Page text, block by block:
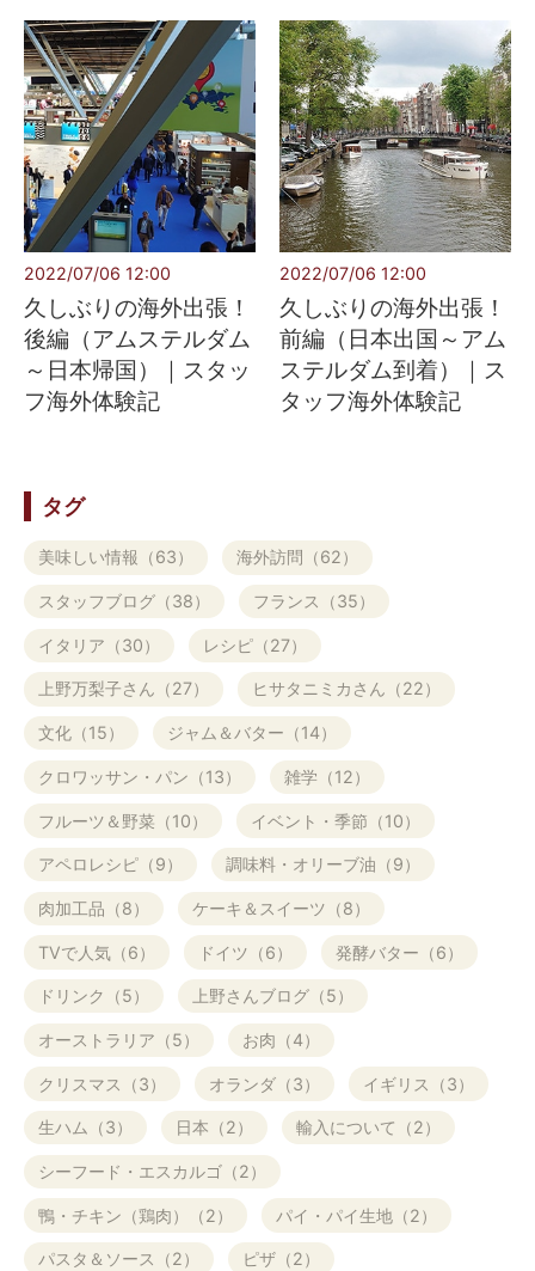
2022/07/06 12:00
久しぶりの海外出張！
後編（アムステルダム
～日本帰国）｜スタッ
フ海外体験記
2022/07/06 12:00
久しぶりの海外出張！
前編（日本出国～アム
ステルダム到着）｜ス
タッフ海外体験記
タグ
美味しい情報（63） 海外訪問（62）
スタッフブログ（38） フランス（35）
イタリア（30） レシピ（27）
上野万梨子さん（27） ヒサタニミカさん（22）
文化（15） ジャム＆バター（14）
クロワッサン・パン（13） 雑学（12）
フルーツ＆野菜（10） イベント・季節（10）
アペロレシピ（9） 調味料・オリーブ油（9）
肉加工品（8） ケーキ＆スイーツ（8）
TVで人気（6） ドイツ（6） 発酵バター（6）
ドリンク（5） 上野さんブログ（5）
オーストラリア（5） お肉（4）
クリスマス（3） オランダ（3） イギリス（3）
生ハム（3） 日本（2） 輸入について（2）
シーフード・エスカルゴ（2）
鴨・チキン（鶏肉）（2） パイ・パイ生地（2）
パスタ＆ソース（2） ピザ（2）